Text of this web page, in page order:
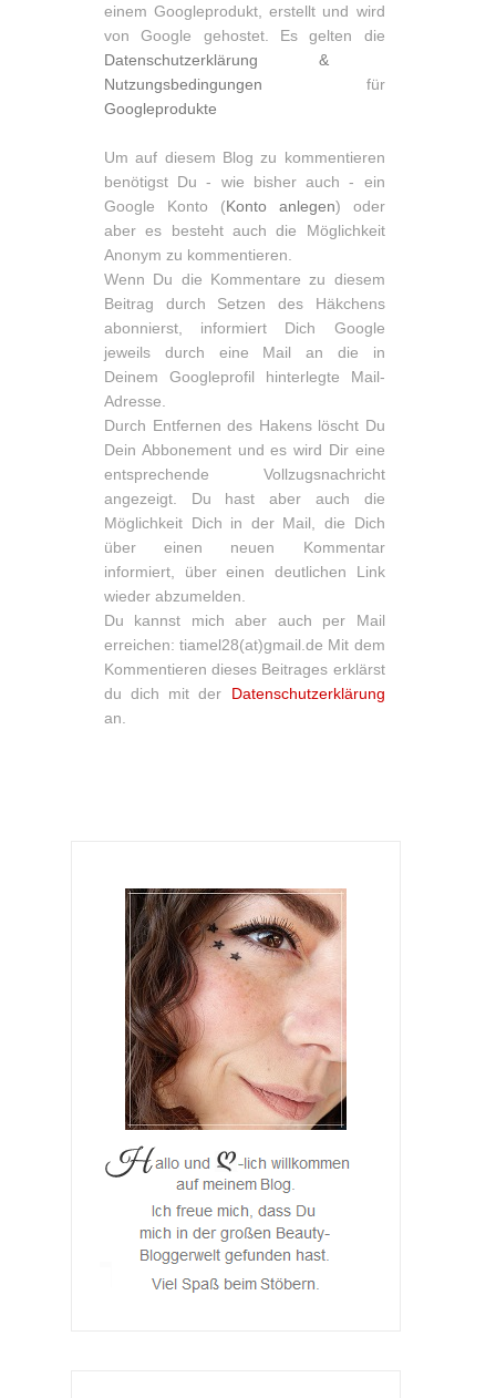
einem Googleprodukt, erstellt und wird
von Google gehostet. Es gelten die
Datenschutzerklärung &
Nutzungsbedingungen
für
Googleprodukte
Um auf diesem Blog zu kommentieren
benötigst Du - wie bisher auch - ein
Google Konto (Konto anlegen) oder
aber es besteht auch die Möglichkeit
Anonym zu kommentieren.
Wenn Du die Kommentare zu diesem
Beitrag durch Setzen des Häkchens
abonnierst, informiert Dich Google
jeweils durch eine Mail an die in
Deinem Googleprofil hinterlegte Mail-
Adresse.
Durch Entfernen des Hakens löscht Du
Dein Abbonement und es wird Dir eine
entsprechende Vollzugsnachricht
angezeigt. Du hast aber auch die
Möglichkeit Dich in der Mail, die Dich
über einen neuen Kommentar
informiert, über einen deutlichen Link
wieder abzumelden.
Du kannst mich aber auch per Mail
erreichen: tiamel28(at)gmail.de Mit dem
Kommentieren dieses Beitrages erklärst
du dich mit der Datenschutzerklärung
an.